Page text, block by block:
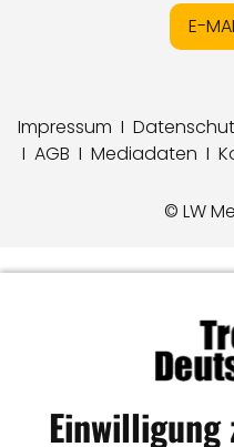
E-
Impressum I
I AGB I Mediadaten I
© LW
Einwilligung